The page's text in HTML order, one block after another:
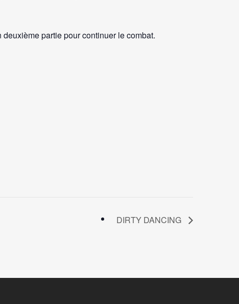
partie pour continuer le combat.
DIRTY DANCING